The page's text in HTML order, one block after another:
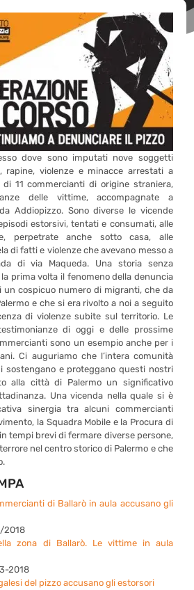
dove sono imputati nove soggetti
rapine, violenze e minacce arrestati a
di 11 commercianti di origine straniera,
delle vittime, accompagnate a
Addiopizzo. Sono diverse le vicende
estorsivi, tentati e consumati, alle
perpetrate anche sotto casa, alle
di fatti e violenze che avevano messo a
di via Maqueda. Una storia senza
prima volta il fenomeno della denuncia
un cospicuo numero di migranti, che da
e che si era rivolto a noi a seguito
di violenze subite sul territorio. Le
di oggi e delle prossime
sono un esempio anche per i
Ci auguriamo che l’intera comunità
sostengano e proteggano questi nostri
alla città di Palermo un significativo
Una vicenda nella quale si è
sinergia tra alcuni commercianti
la Squadra Mobile e la Procura di
tempi brevi di fermare diverse persone,
nel centro storico di Palermo e che
di Ballarò in aula accusano gli
2018
zona di Ballarò. Le vittime in aula
2018
del pizzo accusano gli estorsori